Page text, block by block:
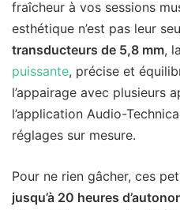
fraîcheur à vos sessions
esthétique n’est pas leur
transducteurs de 5,8 mm,
puissante, précise et
l’appairage avec plusieurs
l’application Audio-
réglages sur mesure.
Pour ne rien gâcher, ces
jusqu’à 20 heures